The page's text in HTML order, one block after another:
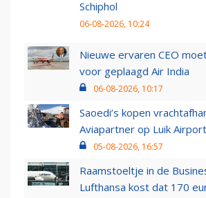
Schiphol
06-08-2026, 10:24
Nieuwe ervaren CEO
voor geplaagd Air India
06-08-2026, 10:17
Saoedi’s kopen
Aviapartner op Luik Airport
05-08-2026, 16:57
Raamstoeltje in de
Lufthansa kost dat 170